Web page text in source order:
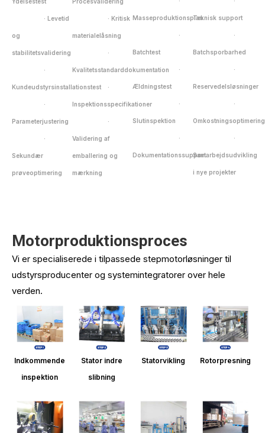
· Levetid
og
stabilitetsvalidering
·
Kundeudstyrsinstallationstest
·
Parameterjustering
·
Sekundær
prøveoptimering
· Kritisk
materialelåsning
·
Kvalitetsstandarddokumentation
·
Inspektionsspecifikationer
·
Validering af
emballering og
mærkning
Masseproduktionsplan
·
Batchtest
·
Ældningstest
·
Slutinspektion
·
Dokumentationssupport
Teknisk support
·
Batchsporbarhed
·
Reservedelsløsninger
·
Omkostningsoptimering
·
Samarbejdsudvikling
i nye projekter
Motorproduktionsproces
Vi er specialiserede i tilpassede stepmotorløsninger til
udstyrsproducenter og systemintegratorer over hele
verden.
Indkommende
inspektion
Stator indre
slibning
Statorvikling Rotorpresning